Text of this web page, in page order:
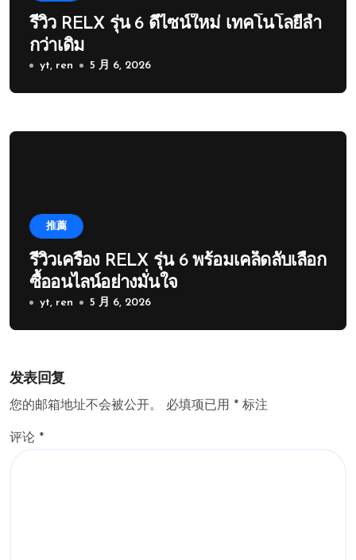
รีวิว RELX รุ่น 6 ดีไซน์ใหม่ เทคโนโลยีล้ำ
กว่าเดิม
yt, ren 5 月 6, 2026
推薦
รีวิวเครื่อง RELX รุ่น 6 พร้อมเคล็ดลับเลือก
ซื้ออนไลน์อย่างมั่นใจ
yt, ren 5 月 6, 2026
发表回复
您的邮箱地址不会被公开。 必填项已用 * 标注
评论 *